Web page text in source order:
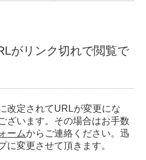
がリンク切れで閲覧で
改定されてURLが変更にな
ざいます。その場合はお手数
ームからご連絡ください。迅
に変更させて頂きます。